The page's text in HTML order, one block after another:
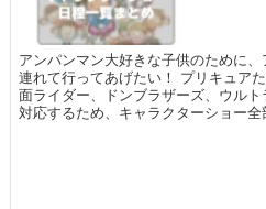
アンパンマン大好きな子供のために
連れて行ってあげたい！ プリキュア
面ライダー、ドンブラザーズ、ウル
対応するため、キャラクターショー全